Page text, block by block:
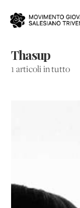
Thasup
1 articoli in tutto